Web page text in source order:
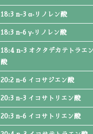
18:3 n-3 α‐リノレン酸
18:3 n-6 γ‐リノレン酸
18:4 n-3 オクタデカテトラエン
酸
20:2 n-6 イコサジエン酸
20:3 n-3 イコサトリエン酸
20:3 n-6 イコサトリエン酸